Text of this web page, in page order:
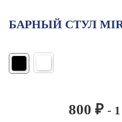
БАРНЫЙ СТУЛ
800 ₽ -